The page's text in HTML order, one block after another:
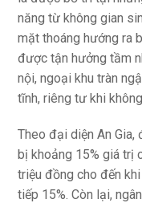
Ngoài tập trung đầu
chủ đầu tư An Gia
cấp. Dự án sở hữu
nổi bật như co-
không), sân tennis,
1.500m2 diện tích
chiều dài gần 50m,
jacuzzi, hồ thác tràn,
dài 800m...